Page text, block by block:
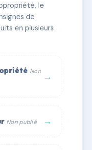
Coutances
2 bâtiment(s)
💬 WhatsApp
le
de
en plusieurs
Non →
Non publié →